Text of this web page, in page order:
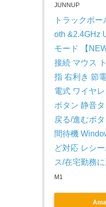
JUNNUP
トラックボ
oth &2.4GHz
モード 【
接続 マウス
指 右利き 節
電式 ワイヤ
ボタン 静音
戻る/進むボ
間待機
ど対応 レシ
ス/在宅勤務に
M1